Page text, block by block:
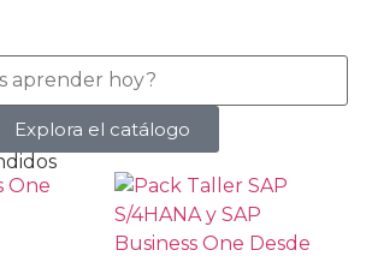
Explora el catálogo